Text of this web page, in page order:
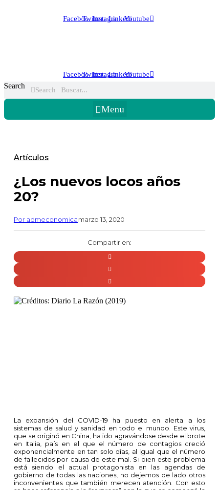
FacebookTwitterInstagramLinkedinYoutube
FacebookTwitterInstagramLinkedinYoutube
Search Search
Menu
Artículos
¿Los nuevos locos años
20?
Por admeconomicamarzo 13, 2020
Compartir en:
La expansión del COVID-19 ha puesto en alerta a los
sistemas de salud y sanidad en todo el mundo. Este virus,
que se originó en China, ha ido agravándose desde el brote
en Italia, país en el que el número de contagios creció
exponencialmente en tan solo días, al igual que el número
de fallecidos por causa de este mal. Si bien este problema
está siendo el actual protagonista en las agendas de
gobierno de todas las naciones, no dejemos de lado otros
inconvenientes que también merecen atención. Con esto